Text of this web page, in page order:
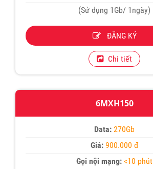
(Sử dụng 1Gb/ 1ngày)
ĐĂNG KÝ
Chi tiết
6MXH150
Data: 270Gb
Giá:900.000 đ
Gọi nội mạng: <10 phút